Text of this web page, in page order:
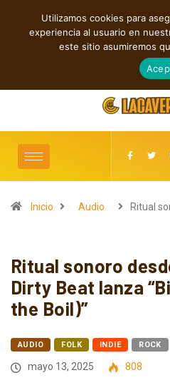
Sonidos que
agosto
Inicio Audio Ritual
Ritual sonoro
Dirty Beat lanza
the Boil)”
AUDIO FOLK INDIE ROCK
mayo 13, 2025
808
Utilizamos cookies para
experiencia al usuario en
este sitio asumiremos